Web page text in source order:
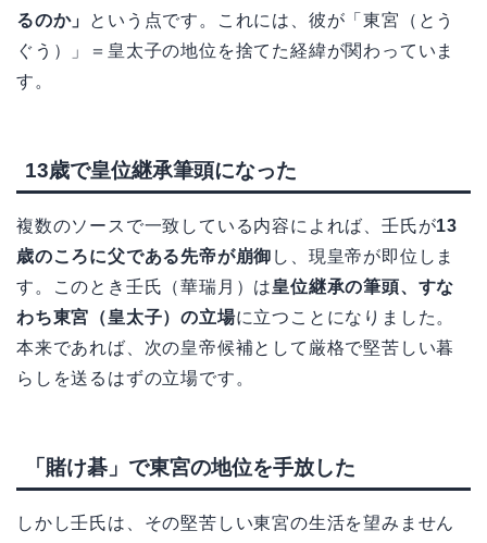
るのか」
という点です。これには、彼が「東宮（とう
ぐう）」＝皇太子の地位を捨てた経緯が関わっていま
す。
13歳で皇位継承筆頭になった
複数のソースで一致している内容によれば、壬氏が13
歳のころに父である先帝が崩御 し、現皇帝が即位しま
す。このとき壬氏（華瑞月）は皇位継承の筆頭、すな
わち東宮（皇太子）の立場に立つことになりました。
本来であれば、次の皇帝候補として厳格で堅苦しい暮
らしを送るはずの立場です。
「賭け碁」で東宮の地位を手放した
しかし壬氏は、その堅苦しい東宮の生活を望みません